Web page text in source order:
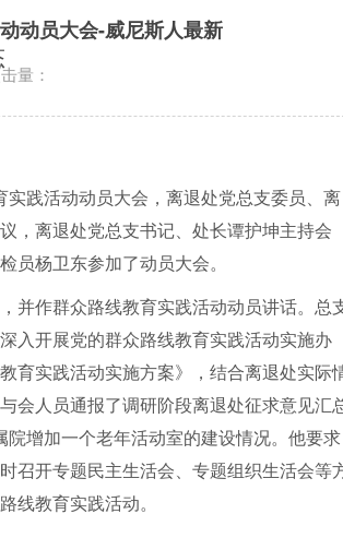
动员大会-威尼斯人最新
量：
践活动动员大会，离退处党总支委员、离
，离退处党总支书记、处长谭护坤主持会
员杨卫东参加了动员大会。
并作群众路线教育实践活动动员讲话。总
入开展党的群众路线教育实践活动实施办
育实践活动实施方案》，结合离退处实际
会人员通报了调研阶段离退处征求意见汇
院增加一个老年活动室的建设情况。他要求
召开专题民主生活会、专题组织生活会等
线教育实践活动。